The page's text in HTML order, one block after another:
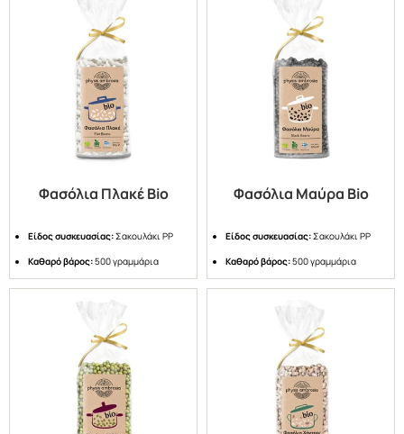
Φασόλια Πλακέ Bio
Είδος συσκευασίας:Σακουλάκι PP
Καθαρό βάρος:500 γραμμάρια
Φασόλια Μαύρα Bio
Είδος συσκευασίας:Σακουλάκι PP
Καθαρό βάρος:500 γραμμάρια